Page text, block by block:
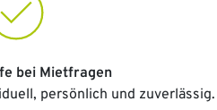
bei Mietfragen
persönlich und zuverlässig.